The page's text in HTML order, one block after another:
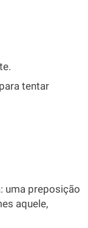
tentar
uma preposição
aquele,